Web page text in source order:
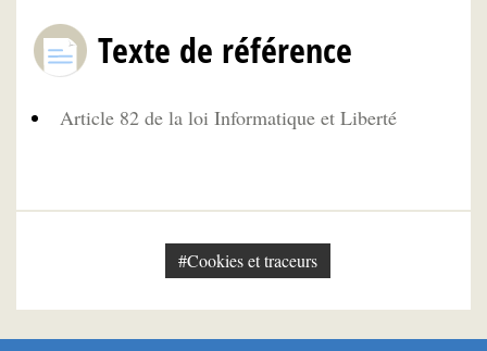
Texte de référence
Article 82 de la loi Informatique et Liberté
#Cookies et traceurs